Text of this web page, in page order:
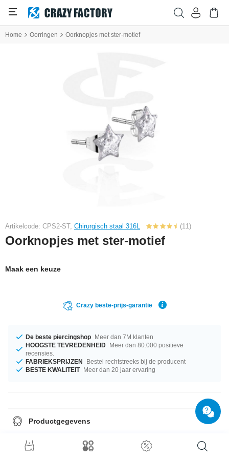
Home Oorringen Oorknopjes met ster-motief
Artikelcode: CPS2-ST, Chirurgisch staal 316L (11)
Oorknopjes met ster-motief
Maak een keuze
Crazy beste-prijs-garantie
De beste piercingshop Meer dan 7M klanten
HOOGSTE TEVREDENHEID Meer dan 80.000 positieve
recensies.
FABRIEKSPRIJZEN
Bestel rechtstreeks bij de producent
BESTE KWALITEIT Meer dan 20 jaar ervaring
Productgegevens